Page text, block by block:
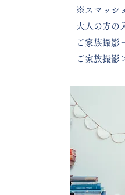
​※スマッシ
大人の方の
ご家族撮影
ご家族撮影